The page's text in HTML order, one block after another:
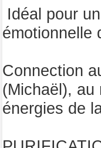
Idéal pour
émotionnelle
Connection
(Michaël),
énergies